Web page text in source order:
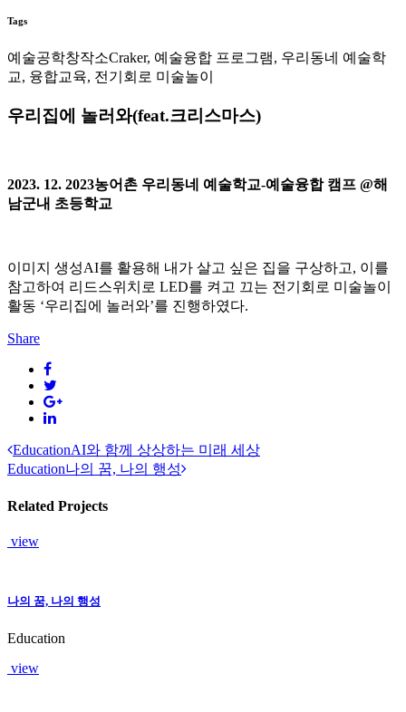
Tags
예술공학창작소Craker, 예술융합 프로그램, 우리동네 예술학
교, 융합교육, 전기회로 미술놀이
우리집에 놀러와(feat.크리스마스)
2023. 12. 2023농어촌 우리동네 예술학교-예술융합 캠프 @해
남군내 초등학교
이미지 생성AI를 활용해 내가 살고 싶은 집을 구상하고, 이를
참고하여 리드스위치로 LED를 켜고 끄는 전기회로 미술놀이
활동 ‘우리집에 놀러와’를 진행하였다.
Share
EducationAI와 함께 상상하는 미래 세상
Education나의 꿈, 나의 행성
Related Projects
view
나의 꿈, 나의 행성
Education
view